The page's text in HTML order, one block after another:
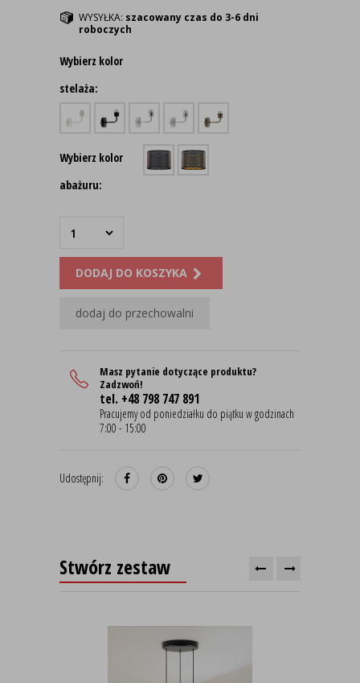
WYSYŁKA: szacowany czas do 3-6 dni
roboczych
Wybierz kolor
stelaża:
Wybierz kolor
abażuru:
DODAJ DO KOSZYKA
dodaj do przechowalni
Masz pytanie dotyczące produktu?
Zadzwoń!
tel. +48 798 747 891
Pracujemy od poniedziałku do piątku w godzinach
7:00 - 15:00
Udostępnij:
Stwórz zestaw